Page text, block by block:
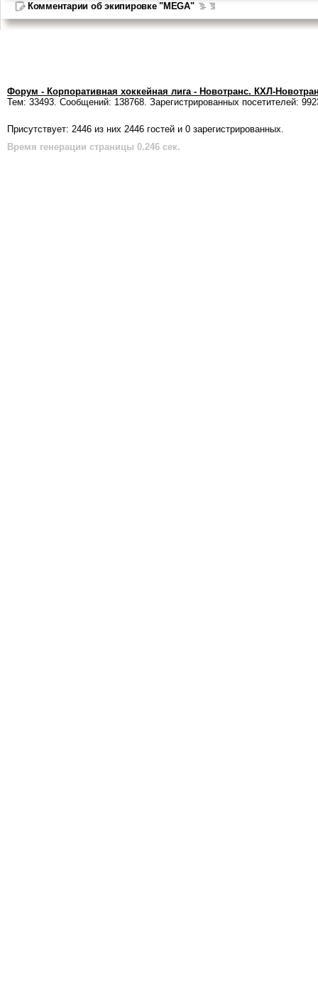
Комментарии об экипировке "MEGA"
Форум - Корпоративная хоккейная лига - Новотранс. КХЛ-
Тем: 33493. Сообщений: 138768. Зарегистрированных посетителей:
Присутствует: 2446 из них 2446 гостей и 0 зарегистрированных.
Время генерации страницы 0.246 сек.